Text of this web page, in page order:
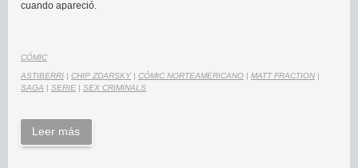
cuando apareció.
CÓMIC
ASTIBERRI | CHIP ZDARSKY | CÓMIC NORTEAMERICANO | MATT FRACTION |
SAGA | SERIE | SEX CRIMINALS
Leer más